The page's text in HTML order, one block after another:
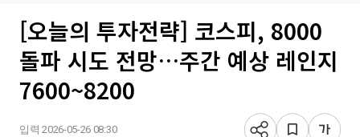
[오늘의 투자전략] 코스피, 8000
돌파 시도 전망…주간 예상 레인지
7600~8200
입력 2026-05-26 08:30